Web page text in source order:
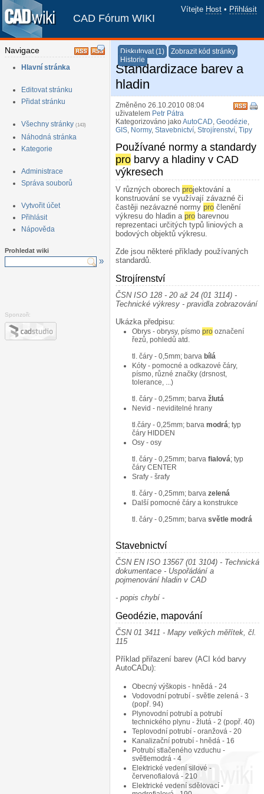
Vítejte Host • Přihlásit
CAD Fórum WIKI
Navigace
Hlavní stránka
Editovat stránku
Přidat stránku
Všechny stránky (143)
Náhodná stránka
Kategorie
Administrace
Správa souborů
Vytvořit účet
Přihlásit
Nápověda
Prohledat wiki
»
Sponzoři:
Diskutovat (1)
Zobrazit kód stránky
Historie
Standardizace barev a
hladin
Změněno 26.10.2010 08:04
uživatelem Petr Pátra
Kategorizováno jakoAutoCAD, Geodézie,
GIS, Normy, Stavebnictví, Strojírenství, Tipy
Používané normy a standardy
pro barvy a hladiny v CAD
výkresech
V různých oborech projektování a
konstruování se využívají závazné či
častěji nezávazné normy pro členění
výkresu do hladin a pro barevnou
reprezentaci určitých typů liniových a
bodových objektů výkresu.
Zde jsou některé příklady používaných
standardů.
Strojírenství
ČSN ISO 128 - 20 až 24 (01 3114) -
Technické výkresy - pravidla zobrazování
Ukázka předpisu:
Obrys - obrysy, písmo pro označení
řezů, pohledů atd.
tl. čáry - 0,5mm; barva bílá
Kóty - pomocné a odkazové čáry,
písmo, různé značky (drsnost,
tolerance, ...)
tl. čáry - 0,25mm; barva žlutá
Nevid - neviditelné hrany
tl.čáry - 0,25mm; barva modrá; typ
čáry HIDDEN
Osy - osy
tl. čáry - 0,25mm; barva fialová; typ
čáry CENTER
Srafy - šrafy
tl. čáry - 0,25mm; barva zelená
Další pomocné čáry a konstrukce
tl. čáry - 0,25mm; barva světle modrá
Stavebnictví
ČSN EN ISO 13567 (01 3104) - Technická
dokumentace - Uspořádání a
pojmenování hladin v CAD
- popis chybí -
Geodézie, mapování
ČSN 01 3411 - Mapy velkých měřítek, čl.
115
Příklad přiřazení barev (ACI kód barvy
AutoCADu):
Obecný výškopis - hnědá - 24
Vodovodní potrubí - světle zelená - 3
(popř. 94)
Plynovodní potrubí a potrubí
technického plynu - žlutá - 2 (popř. 40)
Teplovodní potrubí - oranžová - 20
Kanalizační potrubí - hnědá - 16
Potrubí stlačeného vzduchu -
světlemodrá - 4
Elektrické vedení silové -
červenofialová - 210
Elektrické vedení sdělovací -